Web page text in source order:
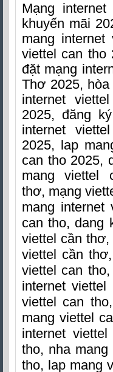
Mạng
khuyến mãi
mang
viettel can tho
đặt mạng
Thơ 2025,
internet
2025, đăng
internet
2025, lap
can tho 2025,
mang viettel
thơ, mạng
mang internet
can tho, dang
viettel cần
viettel cần
viettel can
internet
viettel can
mang viettel
internet
tho, nha
tho, lap mang